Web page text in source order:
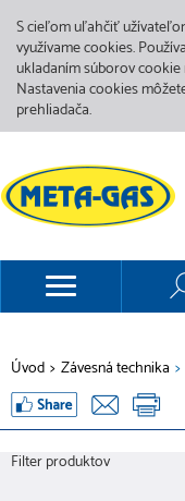
S cieľom uľahčiť
využívame cookies.
ukladaním súborov
Nastavenia cookies
prehliadača.
Úvod > Závesná technika >
Filter produktov